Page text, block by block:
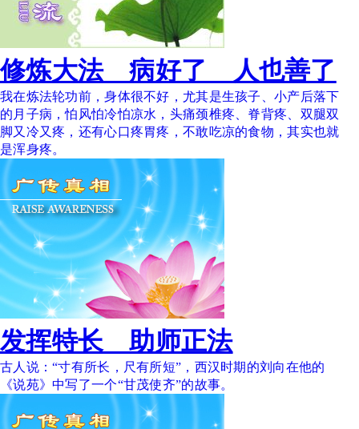
修炼大法 病好了 人也善了
我在炼法轮功前，身体很不好，尤其是生孩子、小产后落下
的月子病，怕风怕冷怕凉水，头痛颈椎疼、脊背疼、双腿双
脚又冷又疼，还有心口疼胃疼，不敢吃凉的食物，其实也就
是浑身疼。
发挥特长 助师正法
古人说：“寸有所长，尺有所短”，西汉时期的刘向在他的
《说苑》中写了一个“甘茂使齐”的故事。